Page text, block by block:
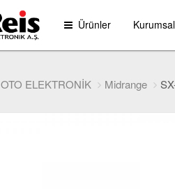
Ürünler Kurumsal
OTO ELEKTRONİK Midrange